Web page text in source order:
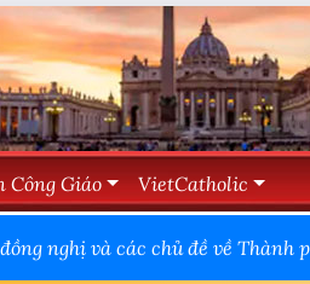
Công Giáo VietCatholic
nghị và các chủ đề về Thành